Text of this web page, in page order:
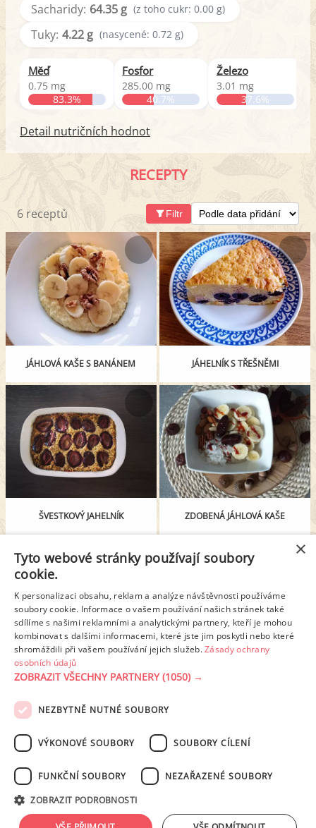
Sacharidy: 64.35 g (z toho cukr: 0.00 g)
Tuky: 4.22 g (nasycené: 0.72 g)
Měď
0.75 mg
83.3%
Fosfor
285.00 mg
40.7%
Železo
3.01 mg
37.6%
Detail nutričních hodnot
RECEPTY
6 receptů Filtr
JÁHLOVÁ KAŠE S BANÁNEM JÁHELNÍK S TŘEŠNĚMI
ŠVESTKOVÝ JAHELNÍK ZDOBENÁ JÁHLOVÁ KAŠE
JÁHLY S PEČENOU ZELENINOU
PODMÍNKY UŽITÍ ZÁSADY OCHRANY OSOBNÍCH ÚDAJŮ
NASTAVENÍ COOKIES
tohoto serveru je bez písemného souhlasu provozovatele zakázáno.
Design: Eva Roverová
×
Tyto webové stránky používají soubory
cookie.
K personalizaci obsahu, reklam a analýze návštěvnosti používáme
soubory cookie. Informace o vašem používání našich stránek také
sdílíme s našimi reklamními a analytickými partnery, kteří je mohou
kombinovat s dalšími informacemi, které jste jim poskytli nebo které
shromáždili při vašem používání jejich služeb.Zásady ochrany
osobních údajů
ZOBRAZIT VŠECHNY PARTNERY(1050) →
NEZBYTNĚ NUTNÉ SOUBORY
VÝKONOVÉ SOUBORY SOUBORY CÍLENÍ
FUNKČNÍ SOUBORY NEZAŘAZENÉ SOUBORY
ZOBRAZIT PODROBNOSTI